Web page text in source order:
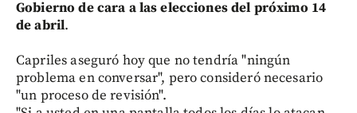
Gobierno de cara a las elecciones del próximo 14
de abril.
Capriles aseguró hoy que no tendría "ningún
problema en conversar", pero consideró necesario
"un proceso de revisión".